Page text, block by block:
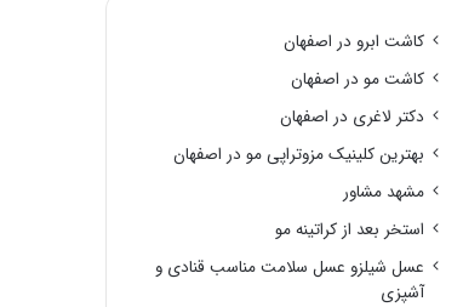
کاشت ابرو در اصفهان
کاشت مو در اصفهان
دکتر لاغری در اصفهان
بهترین کلینیک مزوتراپی مو در اصفهان
مشهد مشاور
استخر بعد از کراتینه مو
عسل شیلزو عسل سلامت مناسب قنادی و
آشپزی